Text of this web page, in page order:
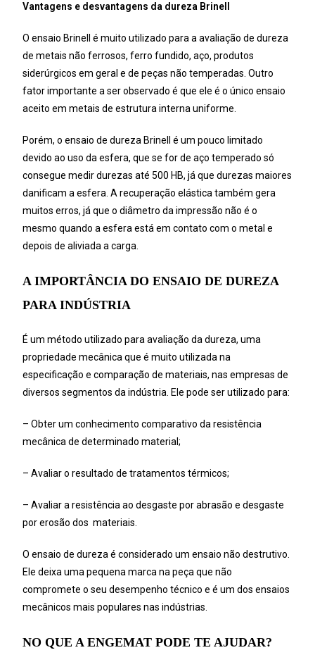
Vantagens e desvantagens da dureza Brinell
O ensaio Brinell é muito utilizado para a avaliação de dureza
de metais não ferrosos, ferro fundido, aço, produtos
siderúrgicos em geral e de peças não temperadas. Outro
fator importante a ser observado é que ele é o único ensaio
aceito em metais de estrutura interna uniforme.
Porém, o ensaio de dureza Brinell é um pouco limitado
devido ao uso da esfera, que se for de aço temperado só
consegue medir durezas até 500 HB, já que durezas maiores
danificam a esfera. A recuperação elástica também gera
muitos erros, já que o diâmetro da impressão não é o
mesmo quando a esfera está em contato com o metal e
depois de aliviada a carga.
A IMPORTÂNCIA DO ENSAIO DE DUREZA
PARA INDÚSTRIA
É um método utilizado para avaliação da dureza, uma
propriedade mecânica que é muito utilizada na
especificação e comparação de materiais, nas empresas de
diversos segmentos da indústria. Ele pode ser utilizado para:
– Obter um conhecimento comparativo da resistência
mecânica de determinado material;
– Avaliar o resultado de tratamentos térmicos;
– Avaliar a resistência ao desgaste por abrasão e desgaste
por erosão dos materiais.
O ensaio de dureza é considerado um ensaio não destrutivo.
Ele deixa uma pequena marca na peça que não
compromete o seu desempenho técnico e é um dos ensaios
mecânicos mais populares nas indústrias.
NO QUE A ENGEMAT PODE TE AJUDAR?